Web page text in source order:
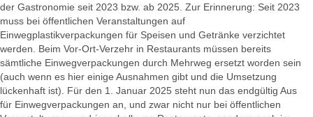
der Gastronomie seit 2023 bzw. ab 2025. Zur Erinnerung: Seit 2023
muss bei öffentlichen Veranstaltungen auf
Einwegplastikverpackungen für Speisen und Getränke verzichtet
werden. Beim Vor-Ort-Verzehr in Restaurants müssen bereits
sämtliche Einwegverpackungen durch Mehrweg ersetzt worden sein
(auch wenn es hier einige Ausnahmen gibt und die Umsetzung
lückenhaft ist). Für den 1. Januar 2025 steht nun das endgültig Aus
für Einwegverpackungen an, und zwar nicht nur bei öffentlichen